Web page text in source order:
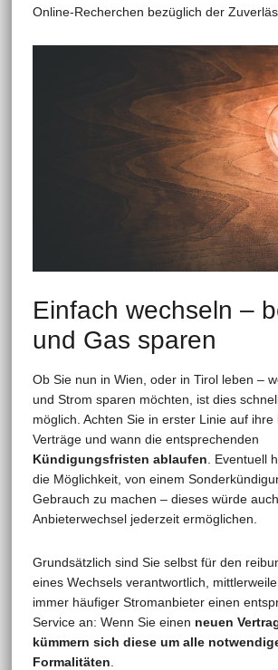
Online-Recherchen bezüglich der
Einfach wechseln –
und Gas sparen
Ob Sie nun in Wien, oder in Tirol leben –
und Strom sparen möchten, ist dies
möglich. Achten Sie in erster Linie auf ihre
Verträge und wann die entsprechenden
Kündigungsfristen ablaufen . Eventuell
die Möglichkeit, von einem
Gebrauch zu machen – dieses würde
Anbieterwechsel jederzeit ermöglichen.
Grundsätzlich sind Sie selbst für den
eines Wechsels verantwortlich,
immer häufiger Stromanbieter einen
Service an: Wenn Sie einen neuen
kümmern sich diese um alle
Formalitäten